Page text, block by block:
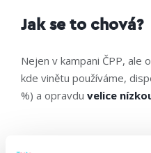
Jak se to chová?
Nejen v kampani ČPP, ale
kde vinětu používáme,
%) a opravdu velice
To zní hezky,